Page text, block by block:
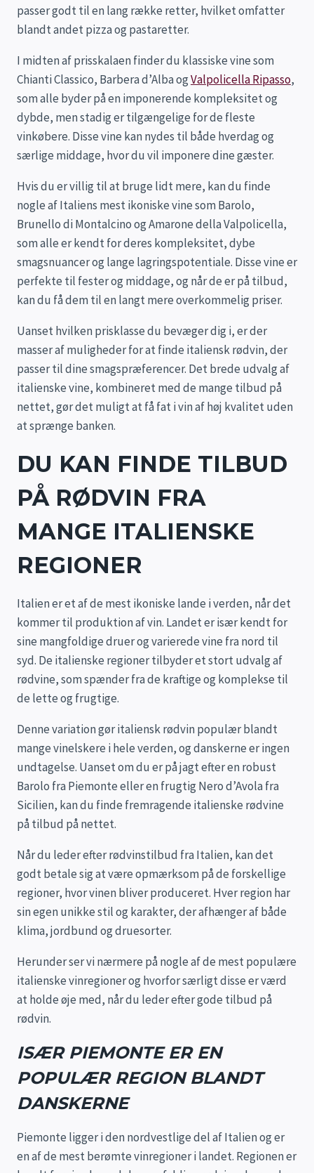
passer godt til en lang række retter, hvilket omfatter
blandt andet pizza og pastaretter.
I midten af prisskalaen finder du klassiske vine som
Chianti Classico, Barbera d’Alba ogValpolicella Ripasso,
som alle byder på en imponerende kompleksitet og
dybde, men stadig er tilgængelige for de fleste
vinkøbere. Disse vine kan nydes til både hverdag og
særlige middage, hvor du vil imponere dine gæster.
Hvis du er villig til at bruge lidt mere, kan du finde
nogle af Italiens mest ikoniske vine som Barolo,
Brunello di Montalcino og Amarone della Valpolicella,
som alle er kendt for deres kompleksitet, dybe
smagsnuancer og lange lagringspotentiale. Disse vine er
perfekte til fester og middage, og når de er på tilbud,
kan du få dem til en langt mere overkommelig priser.
Uanset hvilken prisklasse du bevæger dig i, er der
masser af muligheder for at finde italiensk rødvin, der
passer til dine smagspræferencer. Det brede udvalg af
italienske vine, kombineret med de mange tilbud på
nettet, gør det muligt at få fat i vin af høj kvalitet uden
at sprænge banken.
DU KAN FINDE TILBUD
PÅ RØDVIN FRA
MANGE ITALIENSKE
REGIONER
Italien er et af de mest ikoniske lande i verden, når det
kommer til produktion af vin. Landet er især kendt for
sine mangfoldige druer og varierede vine fra nord til
syd. De italienske regioner tilbyder et stort udvalg af
rødvine, som spænder fra de kraftige og komplekse til
de lette og frugtige.
Denne variation gør italiensk rødvin populær blandt
mange vinelskere i hele verden, og danskerne er ingen
undtagelse. Uanset om du er på jagt efter en robust
Barolo fra Piemonte eller en frugtig Nero d’Avola fra
Sicilien, kan du finde fremragende italienske rødvine
på tilbud på nettet.
Når du leder efter rødvinstilbud fra Italien, kan det
godt betale sig at være opmærksom på de forskellige
regioner, hvor vinen bliver produceret. Hver region har
sin egen unikke stil og karakter, der afhænger af både
klima, jordbund og druesorter.
Herunder ser vi nærmere på nogle af de mest populære
italienske vinregioner og hvorfor særligt disse er værd
at holde øje med, når du leder efter gode tilbud på
rødvin.
ISÆR PIEMONTE ER EN
POPULÆR REGION BLANDT
DANSKERNE
Piemonte ligger i den nordvestlige del af Italien og er
en af de mest berømte vinregioner i landet. Regionen er